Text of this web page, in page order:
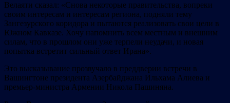
Велаяти сказал: «Снова некоторые правительства, вопреки
своим интересам и интересам региона, подняли тему
Зангезурского коридора и пытаются реализовать свои цели в
Южном Кавказе. Хочу напомнить всем местным и внешним
силам, что в прошлом они уже терпели неудачи, и новая
попытка встретит сильный ответ Ирана».
Это высказывание прозвучало в преддверии встречи в
Вашингтоне президента Азербайджана Ильхама Алиева и
премьер-министра Армении Никола Пашиняна.